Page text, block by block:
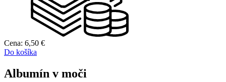
Cena: 6,50 €
Do košíka
Albumín v moči